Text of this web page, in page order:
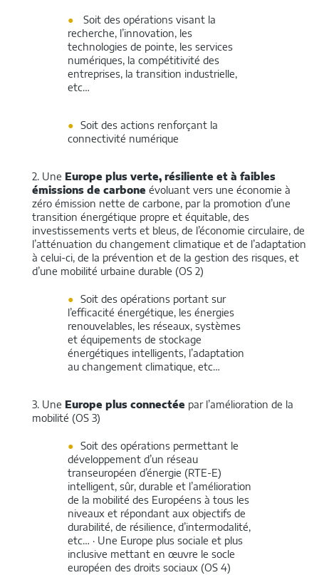
Soit des opérations visant la
recherche, l’innovation, les
technologies de pointe, les services
numériques, la compétitivité des
entreprises, la transition industrielle,
etc…
Soit des actions renforçant la
connectivité numérique
2. Une Europe plus verte, résiliente et à faibles
émissions de carbone évoluant vers une économie à
zéro émission nette de carbone, par la promotion d’une
transition énergétique propre et équitable, des
investissements verts et bleus, de l’économie circulaire, de
l’atténuation du changement climatique et de l’adaptation
à celui-ci, de la prévention et de la gestion des risques, et
d’une mobilité urbaine durable (OS 2)
Soit des opérations portant sur
l’efficacité énergétique, les énergies
renouvelables, les réseaux, systèmes
et équipements de stockage
énergétiques intelligents, l’adaptation
au changement climatique, etc…
3. Une Europe plus connectée par l’amélioration de la
mobilité (OS 3)
Soit des opérations permettant le
développement d’un réseau
transeuropéen d’énergie (RTE-E)
intelligent, sûr, durable et l’amélioration
de la mobilité des Européens à tous les
niveaux et répondant aux objectifs de
durabilité, de résilience, d’intermodalité,
etc… · Une Europe plus sociale et plus
inclusive mettant en œuvre le socle
européen des droits sociaux (OS 4)